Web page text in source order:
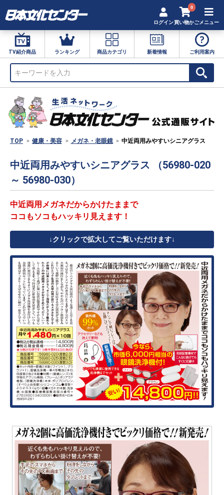
ログイン
0
買い物かごメニュー
TV紹介商品 ランキング 商品カテゴリ 新着情報 ご利用案内
TOP 健康・美容 メガネ・老眼鏡 中近両用みやすいシニアグラス
中近両用みやすいシニアグラス （56980-020
～ 56980-030）
中近両用メガネだからかけたままで
ココもソコもハッキリ見えます！
クリックで拡大してご覧いただけます